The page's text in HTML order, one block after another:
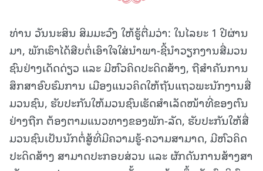
ທ່ານ ວັນນະສິນ ສິມມະວົງ ໃຫ້ຮູ້ຕື່ມວ່າ: ໃນໄລຍະ 1 ປີຜ່ານ
ມາ, ພັກເຮົາໄດ້ສືບຕໍ່ເອົາໃຈໃສ່ນໍາພາ-ຊີ້ນໍາວຽກງານສື່ມວນ
ຊົນຢ່າງເດັດດ່ຽວ ແລະ ມີຫົວຄິດປະດິດສ້າງ, ຖືສໍາຄັນການ
ສຶກສາອົບຮົມການ ເມືອງແນວຄິດໃຫ້ຖັນແຖວພະນັກງານສື່
ມວນຊົນ, ຮັບປະກັນໃຫ້ມວນຊົນເຮັດສໍາເລັດໜ້າທີ່ຂອງຕົນ
ຢ່າງຖືກ ຕ້ອງຕາມແນວທາງຂອງພັກ-ລັດ, ຮັບປະກັນໃຫ້ສື່
ມວນຊົນເປັນນັກຕໍ່ສູ້ທີ່ມີຄວາມຮູ້-ຄວາມສາມາດ, ມີຫົວຄິດ
ປະດິດສ້າງ ສາມາດປະກອບສ່ວນ ແລະ ຜັກດັນການສ້າງສາ